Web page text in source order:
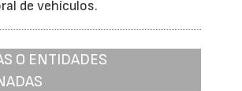
de vehículos.
O ENTIDADES